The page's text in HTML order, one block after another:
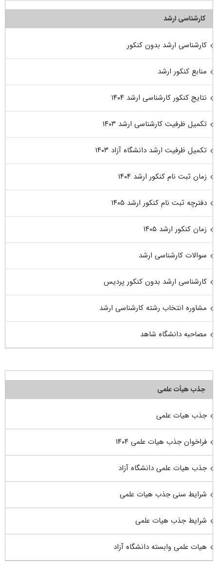
کارشناسی ارشد
کارشناسی ارشد بدون کنکور
منابع کنکور ارشد
نتایج کنکور کارشناسی ارشد ۱۴۰۴
تکمیل ظرفیت کارشناسی ارشد ۱۴۰۳
تکمیل ظرفیت ارشد دانشگاه آزاد ۱۴۰۳
زمان ثبت نام کنکور ارشد ۱۴۰۴
دفترچه ثبت نام کنکور ارشد ۱۴۰۵
زمان کنکور ارشد ۱۴۰۵
سوالات کارشناسی ارشد
کارشناسی ارشد بدون کنکور پردیس
مشاوره انتخاب رشته کارشناسی ارشد
مصاحبه دانشگاه شاهد
جذب هیأت علمی
جذب هیات علمی
فراخوان جذب هیات علمی ۱۴۰۴
جذب هیات علمی دانشگاه آزاد
شرایط سنی جذب هیات علمی
شرایط جذب هیات علمی
هیات علمی وابسته دانشگاه آزاد